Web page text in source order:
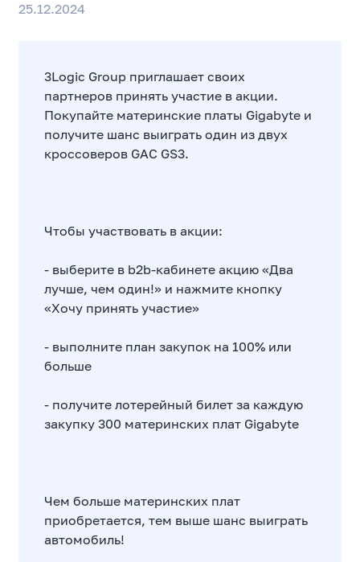
25.12.2024
3Logic Group приглашает своих
партнеров принять участие в акции.
Покупайте материнские платы Gigabyte и
получите шанс выиграть один из двух
кроссоверов GAC GS3.
Чтобы участвовать в акции:
- выберите в b2b-кабинете акцию «Два
лучше, чем один!» и нажмите кнопку
«Хочу принять участие»
- выполните план закупок на 100% или
больше
- получите лотерейный билет за каждую
закупку 300 материнских плат Gigabyte
Чем больше материнских плат
приобретается, тем выше шанс выиграть
автомобиль!